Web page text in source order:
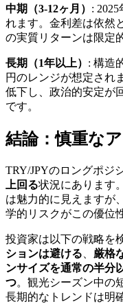
中期（3-12ヶ月） :
れます。金利差は依然
の実質リターンは限定
長期（1年以上） : 構造
円のレンジが想定され
低下し、政治的安定が
です。
結論：慎重な
TRY/JPYのロングポジ
上回る状況にあります
は魅力的に見えますが
学的リスクがこの優位
投資家は以下の戦略を
ションは避ける
厳格
ンサイズを通常の半分
つ。観光シーズン中の
長期的なトレンドは明